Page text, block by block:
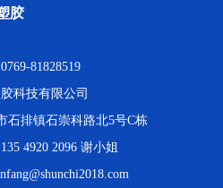
胶
81828519
科技有限公司
石排镇石崇科路北5号C栋
4920 2096 谢小姐